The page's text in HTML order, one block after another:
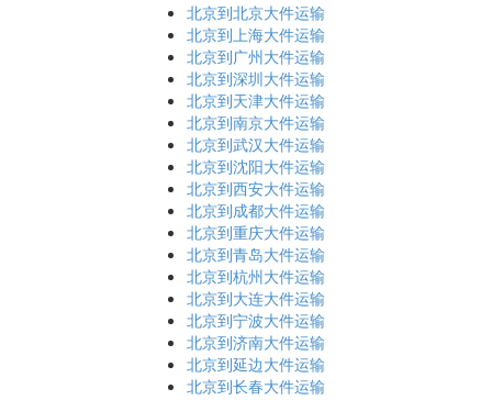
北京到北京大件运输
北京到上海大件运输
北京到广州大件运输
北京到深圳大件运输
北京到天津大件运输
北京到南京大件运输
北京到武汉大件运输
北京到沈阳大件运输
北京到西安大件运输
北京到成都大件运输
北京到重庆大件运输
北京到青岛大件运输
北京到杭州大件运输
北京到大连大件运输
北京到宁波大件运输
北京到济南大件运输
北京到延边大件运输
北京到长春大件运输